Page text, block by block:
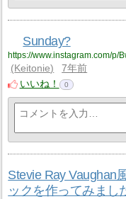
Sunday?
https://www.instagram.com/p/
Keitonie
7年前
いいね！
0
Stevie Ray Vaughan
ックを作ってみまし